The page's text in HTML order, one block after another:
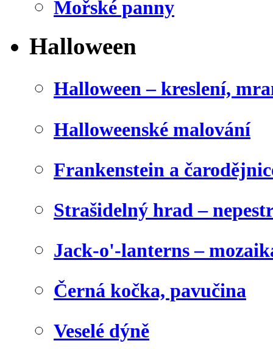
Mořské panny
Halloween
Halloween – kreslení,
Halloweenské malování
Frankenstein a
Strašidelný hrad –
Jack-o'-lanterns –
Černá kočka, pavučina
Veselé dýně